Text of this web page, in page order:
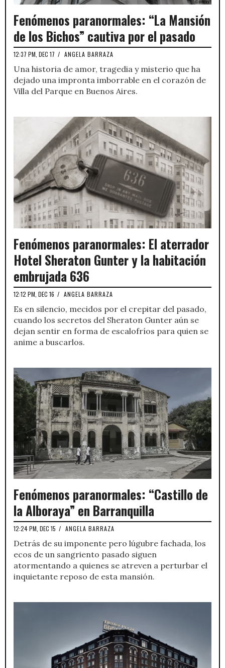
Fenómenos paranormales: “La Mansión
de los Bichos” cautiva por el pasado
12:37 PM, DEC 17 / ANGELA BARRAZA
Una historia de amor, tragedia y misterio que ha
dejado una impronta imborrable en el corazón de
Villa del Parque en Buenos Aires.
Fenómenos paranormales: El aterrador
Hotel Sheraton Gunter y la habitación
embrujada 636
12:12 PM, DEC 16 / ANGELA BARRAZA
Es en silencio, mecidos por el crepitar del pasado,
cuando los secretos del Sheraton Gunter aún se
dejan sentir en forma de escalofríos para quien se
anime a buscarlos.
Fenómenos paranormales: “Castillo de
la Alboraya” en Barranquilla
12:24 PM, DEC 15 / ANGELA BARRAZA
Detrás de su imponente pero lúgubre fachada, los
ecos de un sangriento pasado siguen
atormentando a quienes se atreven a perturbar el
inquietante reposo de esta mansión.